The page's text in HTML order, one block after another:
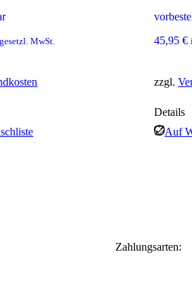
MwSt.
45,95 €
zzgl.
Details
Auf
Zahlungsarten: